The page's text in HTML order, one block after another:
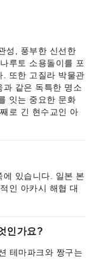
성, 풍부한 신선한
루토 소용돌이를 포
. 또한 고질라 박물관
같은 독특한 명소
잇는 중요한 문화
로 긴 현수교인 아
있습니다. 일본 본
인 아카시 해협 대
인가요?
테마파크와 짱구는